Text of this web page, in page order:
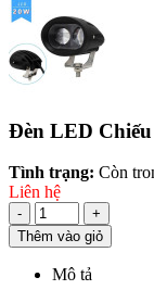
Đèn LED
Tình trạng: Còn
Liên hệ
-
+
Thêm vào giỏ
Mô tả